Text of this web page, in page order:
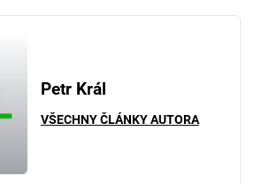
Petr Král
VŠECHNY ČLÁNKY AUTORA